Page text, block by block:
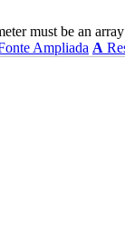
must be an
Ampliada A